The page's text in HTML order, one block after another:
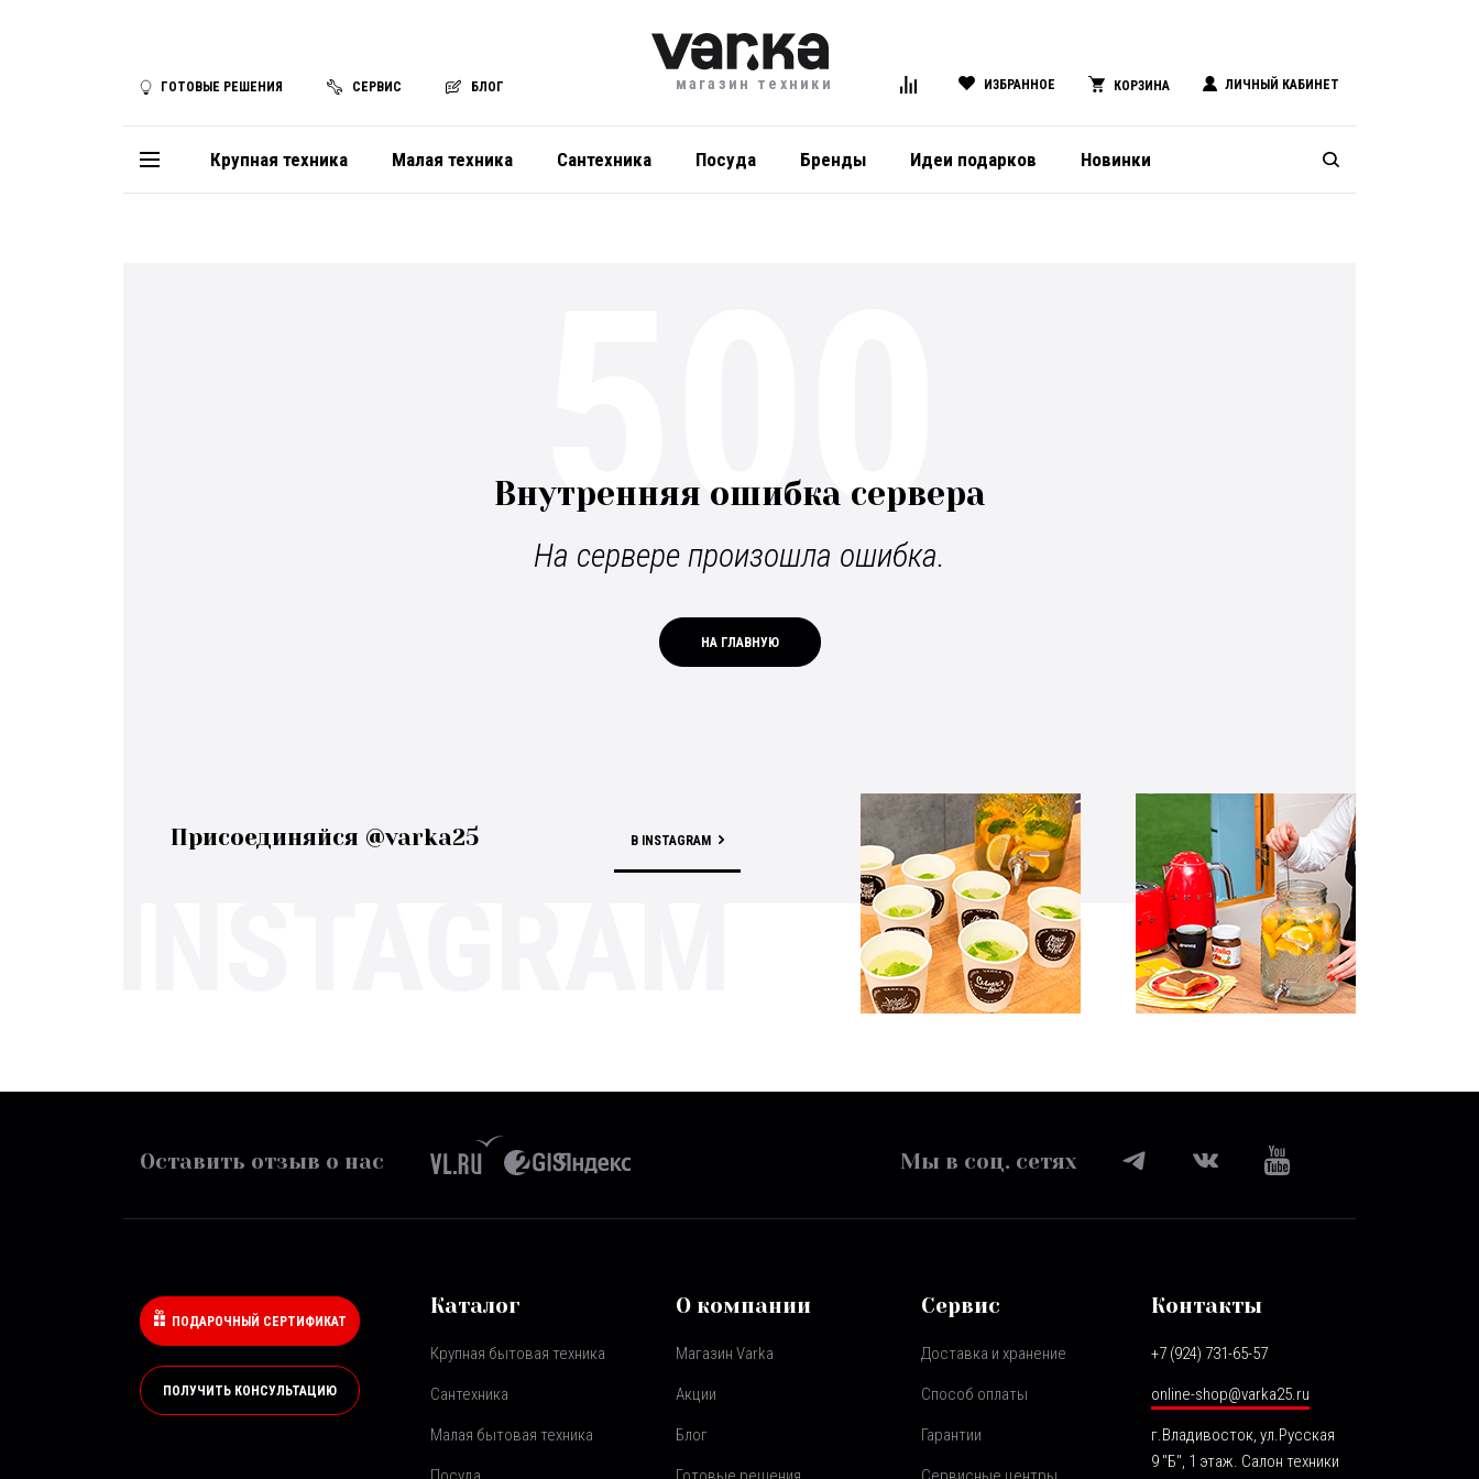
ГОТОВЫЕ РЕШЕНИЯ СЕРВИС БЛОГ магазин техники ИЗБРАННОЕ КОРЗИНА ЛИЧНЫЙ КАБИНЕТ
Крупная техника Малая техника Сантехника Посуда Бренды Идеи подарков Новинки
Внутренняя ошибка сервера
На сервере произошла ошибка.
НА ГЛАВНУЮ
500
Присоединяйся @varka25 В INSTAGRAM
Оставить отзыв о нас Мы в соц. сетях
ПОДАРОЧНЫЙ СЕРТИФИКАТ
ПОЛУЧИТЬ КОНСУЛЬТАЦИЮ
Каталог
Крупная бытовая техника
Сантехника
Малая бытовая техника
О компании
Магазин Varka
Акции
Блог
Сервис
Доставка и хранение
Способ оплаты
Гарантии
Контакты
+7 (924) 731-65-57
online-shop@varka25.ru
г.Владивосток, ул.Русская
9 "Б", 1 этаж. Салон техники